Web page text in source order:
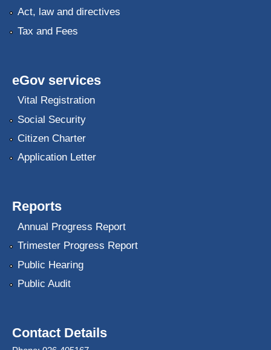
Act, law and directives
Tax and Fees
eGov services
Vital Registration
Social Security
Citizen Charter
Application Letter
Reports
Annual Progress Report
Trimester Progress Report
Public Hearing
Public Audit
Contact Details